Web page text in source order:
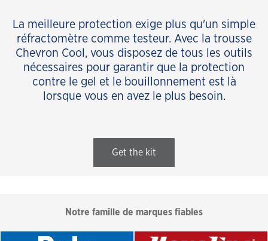
La meilleure protection exige plus qu'un simple
réfractomètre comme testeur. Avec la trousse
Chevron Cool, vous disposez de tous les outils
nécessaires pour garantir que la protection
contre le gel et le bouillonnement est là
lorsque vous en avez le plus besoin.
Get the kit
Notre famille de marques fiables